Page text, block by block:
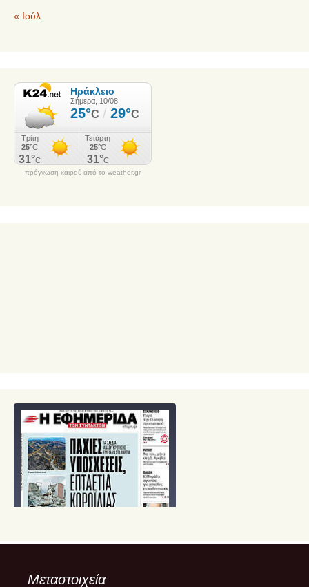
« Ιούλ
πρόγνωση καιρού από το weather.gr
Μεταστοιχεία